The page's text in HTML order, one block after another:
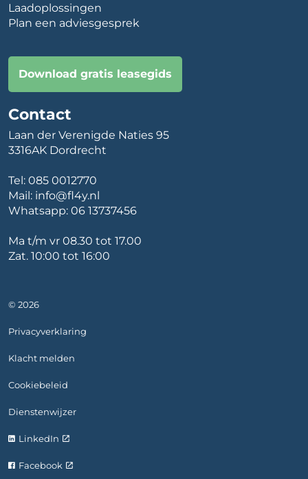
Laadoplossingen
Plan een adviesgesprek
Download gratis leasegids
Contact
Laan der Verenigde Naties 95
3316AK Dordrecht
Tel: 085 0012770
Mail: info@fl4y.nl
Whatsapp: 06 13737456
Ma t/m vr 08.30 tot 17.00
Zat. 10:00 tot 16:00
© 2026
Privacyverklaring
Klacht melden
Cookiebeleid
Dienstenwijzer
LinkedIn
Facebook